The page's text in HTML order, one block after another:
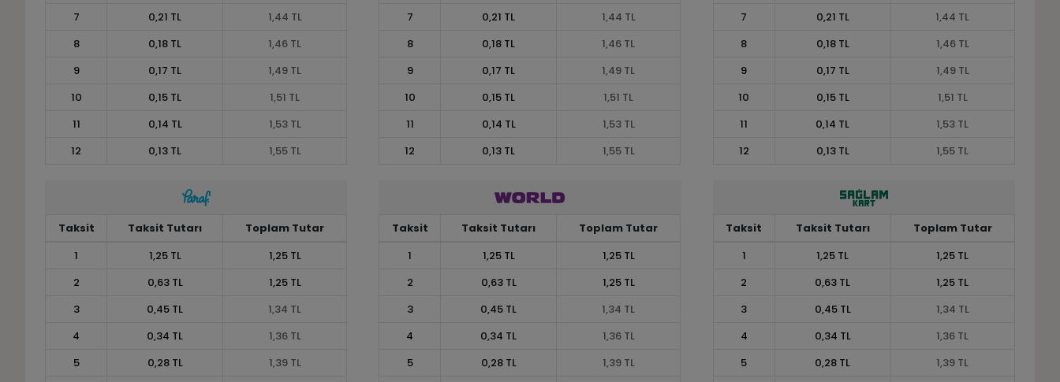
7
0,21 TL
1,44 TL
8
0,18 TL
1,46 TL
9
0,17 TL
1,49 TL
10
0,15 TL
1,51 TL
11
0,14 TL
1,53 TL
12
0,13 TL 1,55 TL
7
0,21 TL
1,44 TL
8
0,18 TL
1,46 TL
9
0,17 TL
1,49 TL
10
0,15 TL
1,51 TL
11
0,14 TL
1,53 TL
12
0,13 TL 1,55 TL
7
0,21 TL
1,44 TL
8
0,18 TL
1,46 TL
9
0,17 TL
1,49 TL
10
0,15 TL
1,51 TL
11
0,14 TL
1,53 TL
12
0,13 TL 1,55 TL
Taksit Taksit Tutarı
Toplam Tutar
1
1,25 TL
1,25 TL
2
0,63 TL
1,25 TL
3
0,45 TL
1,34 TL
4
0,34 TL
1,36 TL
5
0,28 TL
1,39 TL
Taksit Taksit Tutarı
Toplam Tutar
1
1,25 TL
1,25 TL
2
0,63 TL
1,25 TL
3
0,45 TL
1,34 TL
4
0,34 TL
1,36 TL
5
0,28 TL
1,39 TL
Taksit Taksit Tutarı
Toplam Tutar
1
1,25 TL
1,25 TL
2
0,63 TL
1,25 TL
3
0,45 TL
1,34 TL
4
0,34 TL
1,36 TL
5
0,28 TL
1,39 TL